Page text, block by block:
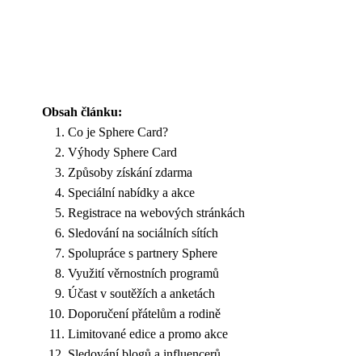
Obsah článku:
Co je Sphere Card?
Výhody Sphere Card
Způsoby získání zdarma
Speciální nabídky a akce
Registrace na webových stránkách
Sledování na sociálních sítích
Spolupráce s partnery Sphere
Využití věrnostních programů
Účast v soutěžích a anketách
Doporučení přátelům a rodině
Limitované edice a promo akce